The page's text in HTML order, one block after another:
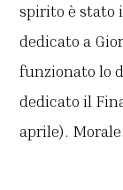
spirito è stato
dedicato a
funzionato lo
dedicato il
aprile).